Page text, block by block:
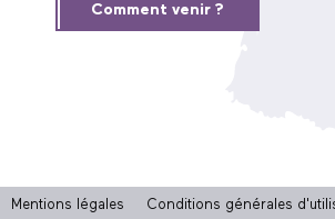
Comment venir ?
Mentions légales Conditions générales